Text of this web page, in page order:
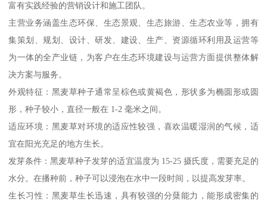
富有实践经验的营销设计和施工团队。
主营业务涵盖生态环保、生态景观、生态旅游、生态农业等，拥有
集策划、规划、设计、研发、建设、生产、资源循环利用及运营等
为一体的全产业链，为客户在生态环境建设与运营方面提供整体解
决方案与服务。
外观特征：黑麦草种子通常呈棕色或黄褐色，形状多为椭圆形或圆
形，种子较小，直径一般在 1-2 毫米之间。
适应环境：黑麦草对环境的适应性较强，喜欢温暖湿润的气候，适
宜在阳光充足的地方生长。
发芽条件：黑麦草种子发芽的适宜温度为 15-25 摄氏度，需要充足的
水分。在播种前，种子可以浸泡在水中一段时间，以提高发芽率。
生长习性：黑麦草生长迅速，具有较强的分蘖能力，能形成密集的